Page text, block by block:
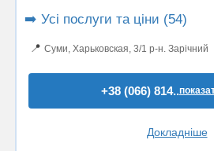
➡️ Усі послуги та ціни (54)
📍 Суми, Харьковская, 3/1 р-н. Зарічний
+38 (066) 814..
Докладніше